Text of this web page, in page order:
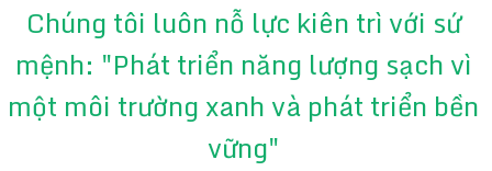
Chúng tôi luôn nỗ lực kiên trì với sứ
mệnh: "Phát triển năng lượng sạch vì
một môi trường xanh và phát triển bền
vững"